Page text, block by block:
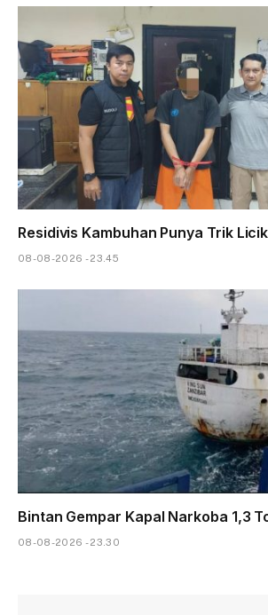
Residivis Kambuhan Punya Trik
08-08-2026 - 23.45
Bintan Gempar Kapal Narkoba 1,3
08-08-2026 - 23.30